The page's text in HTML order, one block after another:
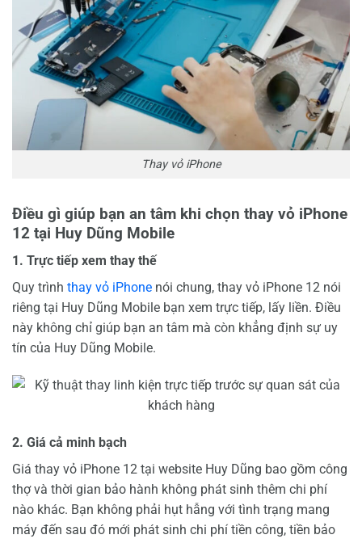
Thay vỏ iPhone
Điều gì giúp bạn an tâm khi chọn thay vỏ iPhone
12 tại Huy Dũng Mobile
1. Trực tiếp xem thay thế
Quy trình thay vỏ iPhone nói chung, thay vỏ iPhone 12 nói
riêng tại Huy Dũng Mobile bạn xem trực tiếp, lấy liền. Điều
này không chỉ giúp bạn an tâm mà còn khẳng định sự uy
tín của Huy Dũng Mobile.
2. Giá cả minh bạch
Giá thay vỏ iPhone 12 tại website Huy Dũng bao gồm công
thợ và thời gian bảo hành không phát sinh thêm chi phí
nào khác. Bạn không phải hụt hẫng với tình trạng mang
máy đến sau đó mới phát sinh chi phí tiền công, tiền bảo